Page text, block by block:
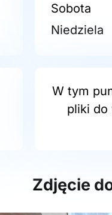
Sobota
Niedziela
W tym
pliki do
Zdjęcie